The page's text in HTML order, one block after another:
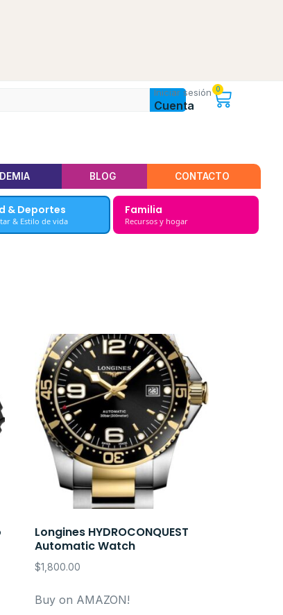
Iniciar sesión
Cuenta
0
BLOG CONTACTO
& Deportes
& Estilo de vida
Familia
Recursos y hogar
Longines HYDROCONQUEST
Automatic Watch
$1,800.00
Buy on AMAZON!